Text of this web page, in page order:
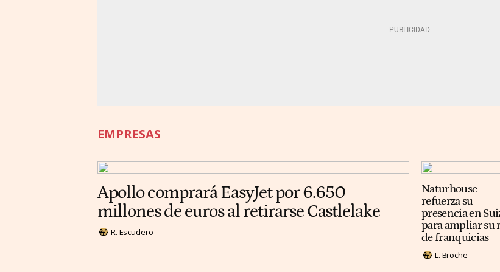
EMPRESAS
Apollo comprará EasyJet por 6.650
millones de euros al retirarse Castlelake
R. Escudero
Naturhouse
refuerza su
presencia en
para ampliar su
de franquicias
L. Broche